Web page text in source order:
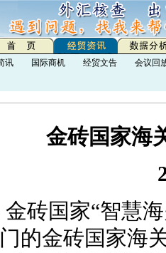
讯 国际商机 经贸文告
会议回
金砖国家海
砖国家“智慧
的金砖国家海